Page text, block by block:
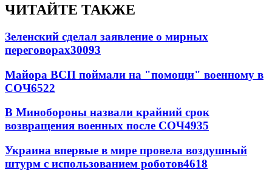
ЧИТАЙТЕ ТАКЖЕ
Зеленский сделал заявление о мирных
переговорах30093
Майора ВСП поймали на "помощи" военному в
СОЧ6522
В Минобороны назвали крайний срок
возвращения военных после СОЧ4935
Украина впервые в мире провела воздушный
штурм с использованием роботов4618